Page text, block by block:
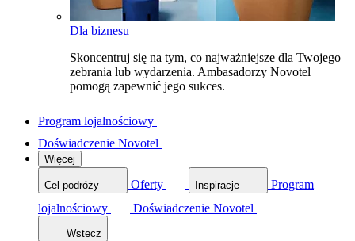
Dla biznesu
Skoncentruj się na tym, co najważniejsze dla Twojego
zebrania lub wydarzenia. Ambasadorzy Novotel
pomogą zapewnić jego sukces.
Program lojalnościowy
Doświadczenie Novotel
Więcej
Cel podróży Oferty Inspiracje
Program
lojalnościowy
Doświadczenie Novotel
Wstecz